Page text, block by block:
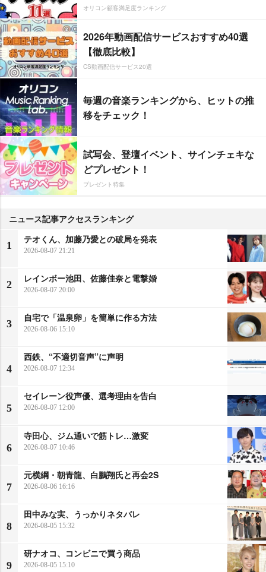
オリコン顧客満足度ランキング
2026年動画配信サービスおすすめ40選
【徹底比較】
CS動画配信サービス20選
毎週の音楽ランキングから、ヒットの推
移をチェック！
試写会、登壇イベント、サインチェキな
どプレゼント！
プレゼント特集
ニュース記事アクセスランキング
1
テオくん、加藤乃愛との破局を発表
2026-08-07 21:21
2
レインボー池田、佐藤佳奈と電撃婚
2026-08-07 20:00
3
自宅で「温泉卵」を簡単に作る方法
2026-08-06 15:10
4
西鉄、“不適切音声”に声明
2026-08-07 12:34
5
セイレーン役声優、選考理由を告白
2026-08-07 12:00
6
寺田心、ジム通いで筋トレ…激変
2026-08-07 10:46
7
元横綱・朝青龍、白鵬翔氏と再会2S
2026-08-06 16:16
8
田中みな実、うっかりネタバレ
2026-08-05 15:32
9
研ナオコ、コンビニで買う商品
2026-08-05 15:10